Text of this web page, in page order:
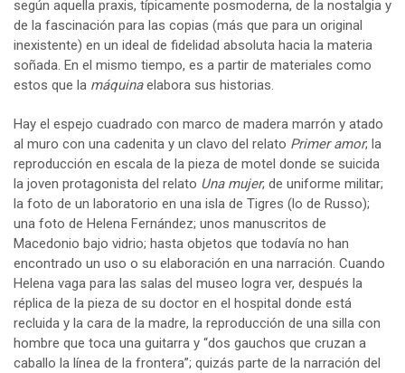
según aquella praxis, típicamente posmoderna, de la nostalgia y
de la fascinación para las copias (más que para un original
inexistente) en un ideal de fidelidad absoluta hacia la materia
soñada. En el mismo tiempo, es a partir de materiales como
estos que la máquinaelabora sus historias.
Hay el espejo cuadrado con marco de madera marrón y atado
al muro con una cadenita y un clavo del relato Primer amor; la
reproducción en escala de la pieza de motel donde se suicida
la joven protagonista del relato Una mujer; de uniforme militar;
la foto de un laboratorio en una isla de Tigres (lo de Russo);
una foto de Helena Fernández; unos manuscritos de
Macedonio bajo vidrio; hasta objetos que todavía no han
encontrado un uso o su elaboración en una narración. Cuando
Helena vaga para las salas del museo logra ver, después la
réplica de la pieza de su doctor en el hospital donde está
recluida y la cara de la madre, la reproducción de una silla con
hombre que toca una guitarra y “dos gauchos que cruzan a
caballo la línea de la frontera”; quizás parte de la narración del